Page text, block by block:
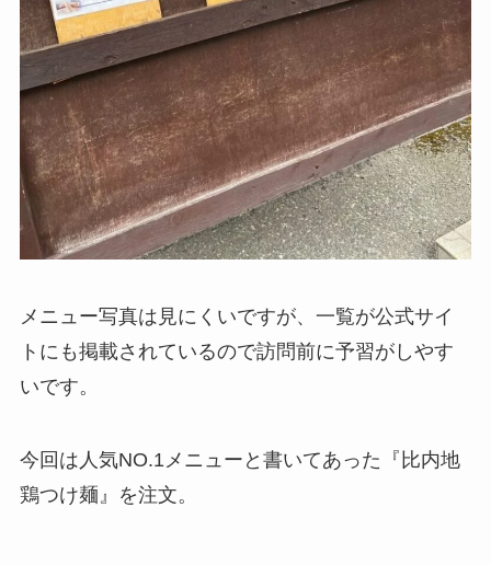
メニュー写真は見にくいですが、一覧が公式サイ
トにも掲載されているので訪問前に予習がしやす
いです。
今回は人気NO.1メニューと書いてあった『比内地
鶏つけ麺』を注文。